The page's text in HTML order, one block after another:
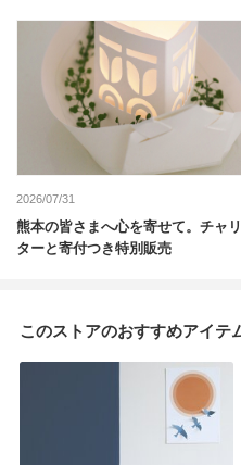
2026/07/31
熊本の皆さまへ心を寄せて。チャ
ターと寄付つき特別販売
このストアのおすすめアイテ